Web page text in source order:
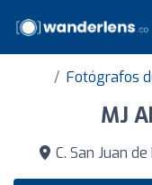
Fotógrafos
MJ
C. San Juan